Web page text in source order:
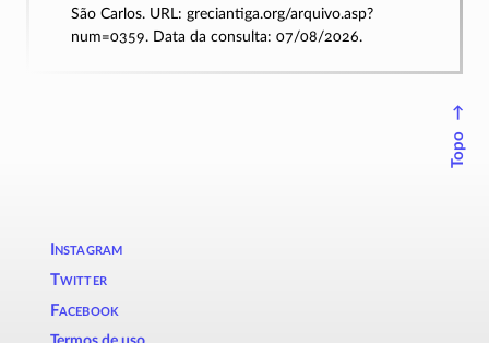
São Carlos. URL: greciantiga.org/arquivo.asp?
num=0359. Data da consulta: 07/08/2026.
↑
Topo
Instagram
Twitter
Facebook